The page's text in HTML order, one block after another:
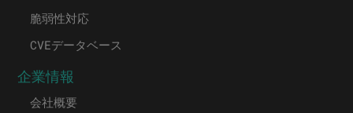
脆弱性対応
CVEデータベース
企業情報
会社概要